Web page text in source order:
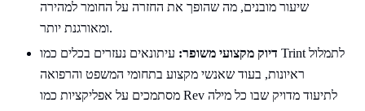
שיעור מובנים, מה שהופך את החזרה על החומר למהירה
ומאורגנת יותר.
דיוק מקצועי משופר: עיתונאים נעזרים בכלים כמו Trint לתמלול
ראיונות, בעוד שאנשי מקצוע בתחומי המשפט והרפואה
מסתמכים על אפליקציות כמו Rev לתיעוד מדויק שבו כל מילה